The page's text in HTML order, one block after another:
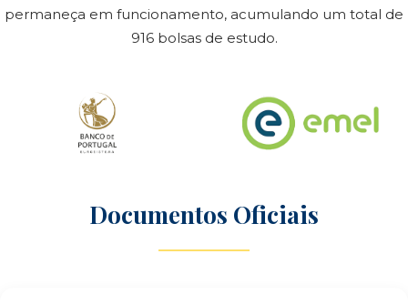
permaneça em funcionamento, acumulando um total de
916 bolsas de estudo.
Documentos Oficiais